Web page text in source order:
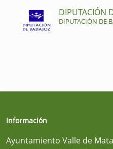
DIPUTACIÓN
DIPUTACIÓN DE
Información
Ayuntamiento Valle de